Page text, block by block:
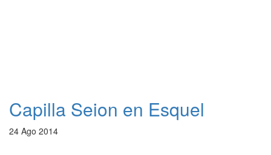
Capilla Seion en Esquel
24 Ago 2014